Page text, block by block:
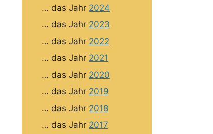
… das Jahr 2024
… das Jahr 2023
… das Jahr 2022
… das Jahr 2021
… das Jahr 2020
… das Jahr 2019
… das Jahr 2018
… das Jahr 2017